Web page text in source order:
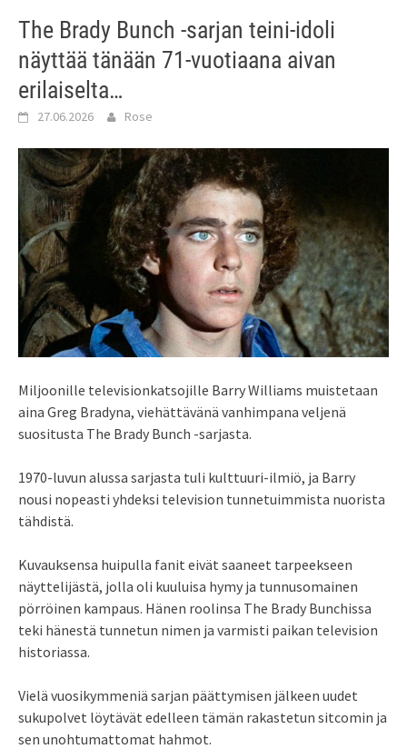
The Brady Bunch -sarjan teini-idoli
näyttää tänään 71-vuotiaana aivan
erilaiselta…
27.06.2026 Rose
Miljoonille televisionkatsojille Barry Williams muistetaan
aina Greg Bradyna, viehättävänä vanhimpana veljenä
suositusta The Brady Bunch -sarjasta.
1970-luvun alussa sarjasta tuli kulttuuri-ilmiö, ja Barry
nousi nopeasti yhdeksi television tunnetuimmista nuorista
tähdistä.
Kuvauksensa huipulla fanit eivät saaneet tarpeekseen
näyttelijästä, jolla oli kuuluisa hymy ja tunnusomainen
pörröinen kampaus. Hänen roolinsa The Brady Bunchissa
teki hänestä tunnetun nimen ja varmisti paikan television
historiassa.
Vielä vuosikymmeniä sarjan päättymisen jälkeen uudet
sukupolvet löytävät edelleen tämän rakastetun sitcomin ja
sen unohtumattomat hahmot.